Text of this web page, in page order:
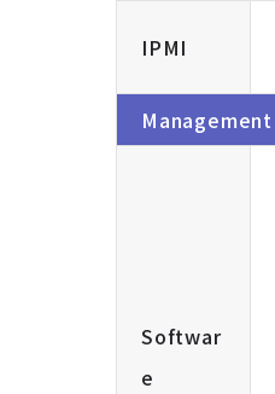
IPMI
Management
Softwar
e